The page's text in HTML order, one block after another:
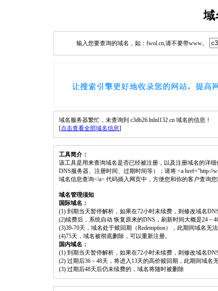
域
输入您要查询的域名，如：fwol.cn,请不要带www。
域名服务器繁忙，未查询到 c3db26.lnlnl132.cn 域名的信息！
[点击查看全部域名信息]
工具简介：
该工具是用来查询域名是否已经被注册，以及注册域名的详
DNS服务器、注册时间、过期时间等）；请将 <a href="http://
域名信息查询</a> 代码插入网页中，方便您和你的客户查询
域名管理须知
国际域名：
(1) 到期当天暂停解析，如果在72小时未续费，则修改域名
(2)续费后，系统自动 恢复原来的DNS，刷新时间大概是24－
(3)39-70天，域名处于赎回期（Redemption），此期间域名无
(4)75天，域名被彻底删除，可以重新注册。
国内域名：
(1) 到期当天暂停解析，如果在72小时未续费，则修改域名
(2) 过期后36－48天，将进入13天的高价赎回期，此期间域名
(3) 过期后48天后仍未续费的，域名将随时被删除